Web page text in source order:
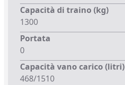
Capacità di traino (kg)
1300
Portata
0
Capacità vano carico (litri)
468/1510